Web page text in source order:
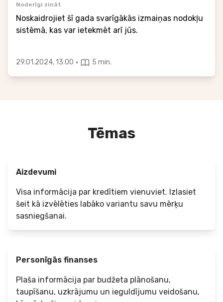
Noderīgi zināt
Noskaidrojiet šī gada svarīgākās izmaiņas nodokļu
sistēmā, kas var ietekmēt arī jūs.
29.01.2024, 13:00 · 5 min.
Tēmas
Aizdevumi
Visa informācija par kredītiem vienuviet. Izlasiet
šeit kā izvēlēties labāko variantu savu mērķu
sasniegšanai.
Personīgās finanses
Plaša informācija par budžeta plānošanu,
taupīšanu, uzkrājumu un ieguldījumu veidošanu,